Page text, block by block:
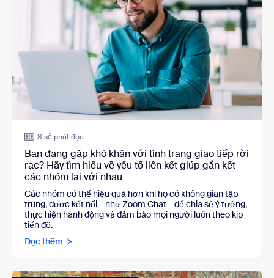
8 số phút đọc
Bạn đang gặp khó khăn với tình trạng giao tiếp rời
rạc? Hãy tìm hiểu về yếu tố liên kết giúp gắn kết
các nhóm lại với nhau
Các nhóm có thể hiệu quả hơn khi họ có không gian tập
trung, được kết nối – như Zoom Chat – để chia sẻ ý tưởng,
thực hiện hành động và đảm bảo mọi người luôn theo kịp
tiến độ.
Đọc thêm